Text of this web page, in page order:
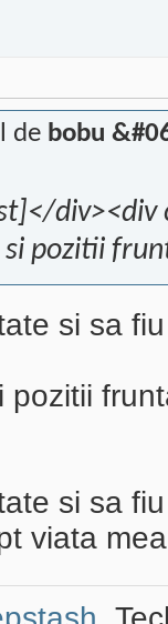
de bobu
div><div
pozitii
si sa
pozitii
si sa
viata